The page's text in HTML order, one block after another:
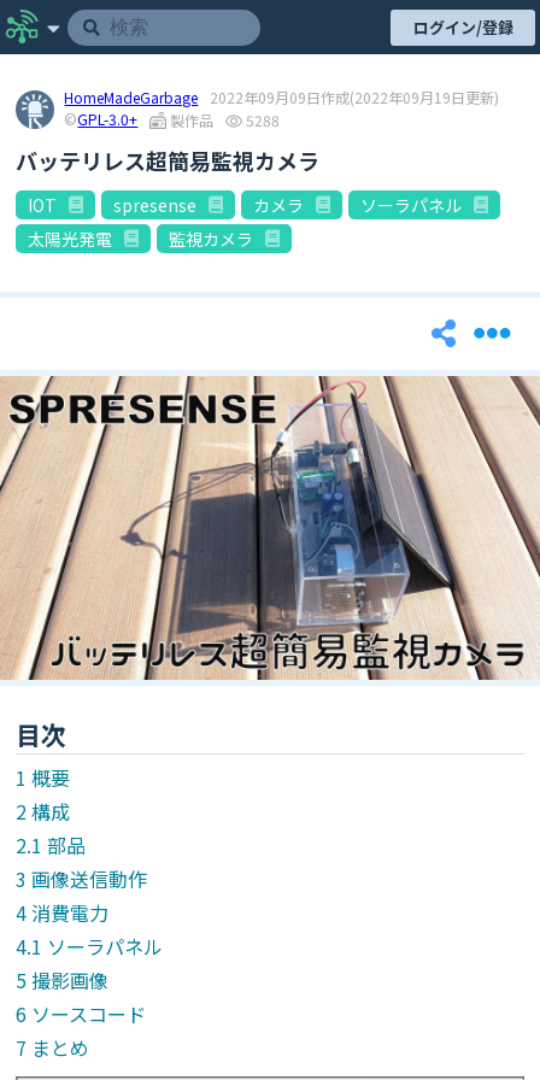
ログイン/登録
HomeMadeGarbage 2022年09月09日作成(2022年09月19日更新)
©GPL-3.0+ 製作品 5288
バッテリレス超簡易監視カメラ
IOT spresense カメラ
ソーラパネル
太陽光発電
監視カメラ
目次
概要
構成
部品
画像送信動作
消費電力
ソーラパネル
撮影画像
ソースコード
まとめ